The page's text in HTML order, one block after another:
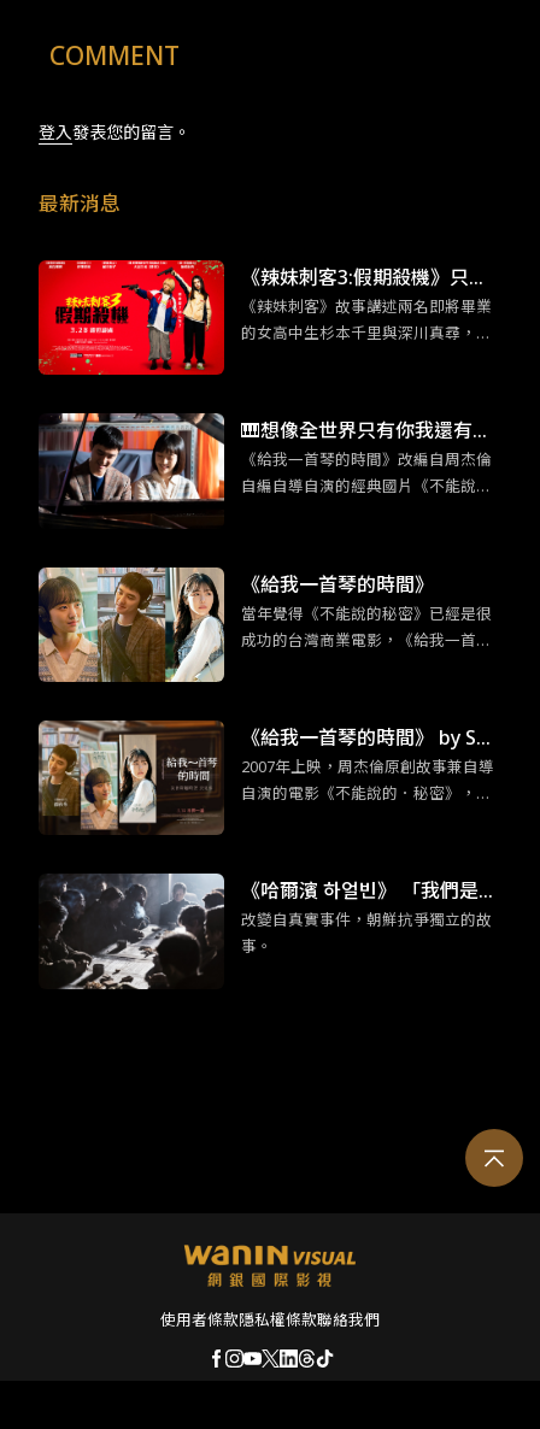
COMMENT
登入發表您的留言。
最新消息
《辣妹刺客3:假期殺機》只有
日本才能拍得出來的動作類型
《辣妹刺客》故事講述兩名即將畢業
的女高中生杉本千里與深川真尋，在
出奇妙的火花。
🎹想像全世界只有你我還有鋼
琴：《給我一首琴的時間》重
現經典的新浪漫
《給我一首琴的時間》改編自周杰倫
自編自導自演的經典國片《不能說的·
《給我一首琴的時間》
當年覺得《不能說的秘密》已經是很
成功的台灣商業電影，《給我一首琴
無倫是情節的細節上或是人物設定的
更動上，還是有原創性的巧思。
《給我一首琴的時間》 by So
mebody Sue／普通人
2007年上映，周杰倫原創故事兼自導
自演的電影《不能說的．秘密》，是
哥，至今仍能在電影主要取景地的淡
水，看見許多年輕的韓國女孩子來朝
聖。
《哈爾濱 하얼빈》 「我們是為
了死去的同志而活。」
改變自真實事件，朝鮮抗爭獨立的故
事。
使用者條款隱私權條款聯絡我們